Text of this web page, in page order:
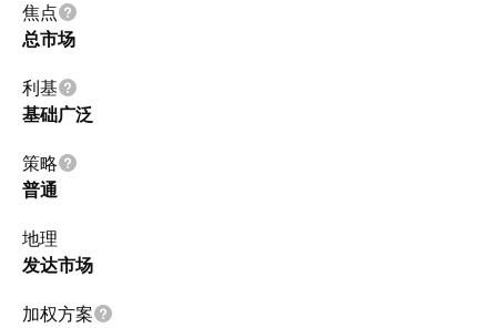
焦点
总市场
利基
基础广泛
策略
普通
地理
发达市场
加权方案